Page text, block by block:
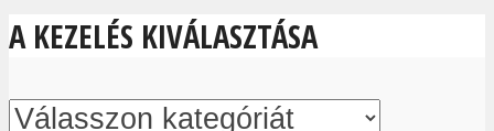
A KEZELÉS KIVÁLASZTÁSA